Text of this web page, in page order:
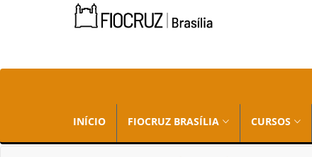
INÍCIO FIOCRUZ BRASÍLIA CURSOS